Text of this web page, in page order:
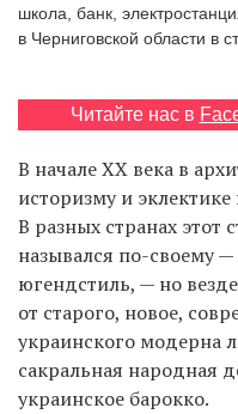
школа, банк,
в Черниговской области в
Читайте нас в
В начале ХХ века в
историзму и
В разных странах этот
назывался по-своему
югендстиль, — но
от старого, новое,
украинского модерна
сакральная народная
украинское барокко.